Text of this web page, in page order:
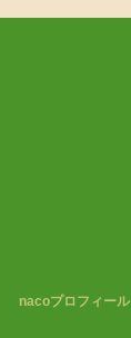
nacoプロフィール